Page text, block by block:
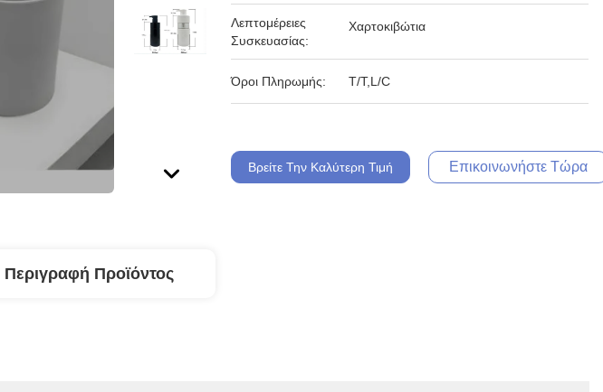
Λεπτομέρειες
Συσκευασίας:
Χαρτοκιβώτια
Όροι Πληρωμής: T/T,L/C
Βρείτε Την Καλύτερη Τιμή Επικοινωνήστε Τώρα
Περιγραφή Προϊόντος